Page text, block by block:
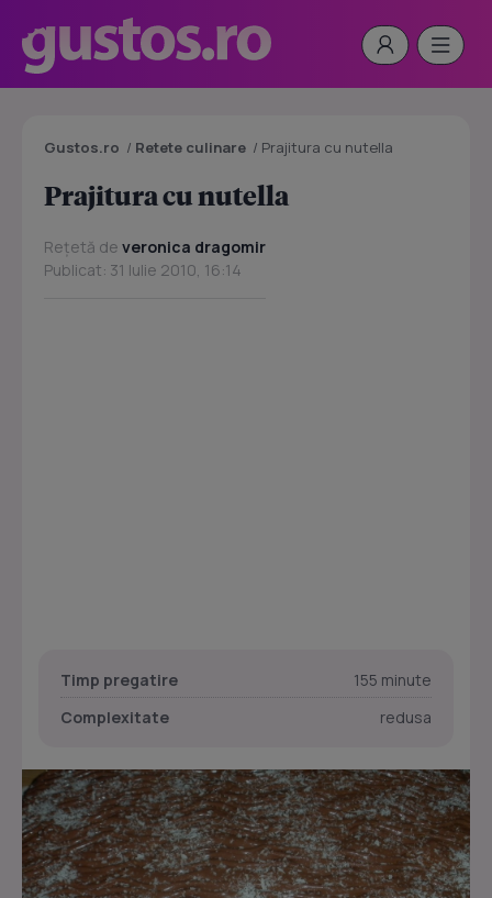
Gustos.ro / Retete culinare / Prajitura cu nutella
Prajitura cu nutella
Rețetă de veronica dragomir
Publicat: 31 Iulie 2010, 16:14
Timp pregatire
155 minute
Complexitate
redusa